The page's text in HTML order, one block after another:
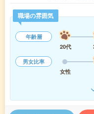
職場の雰囲気
年齢層
20代
男女比率
女性